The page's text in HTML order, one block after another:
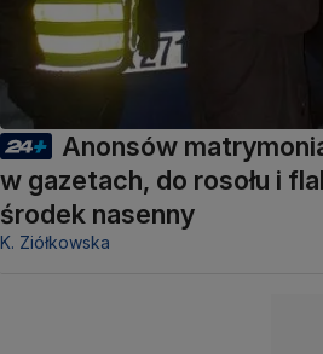
Anonsów
w gazetach, do rosołu i
środek nasenny
K. Ziółkowska